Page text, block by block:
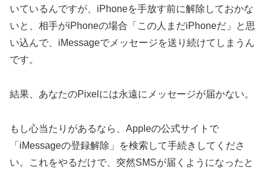
いているんですが、iPhoneを手放す前に解除しておかな
いと、相手がiPhoneの場合「この人まだiPhoneだ」と思
い込んで、iMessageでメッセージを送り続けてしまうん
です。
結果、あなたのPixelには永遠にメッセージが届かない。
もし心当たりがあるなら、Appleの公式サイトで
「iMessageの登録解除」を検索して手続きしてくださ
い。これをやるだけで、突然SMSが届くようになったと